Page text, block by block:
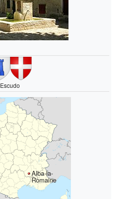
Escudo
Alba-la-
Romaine